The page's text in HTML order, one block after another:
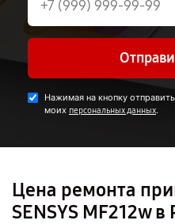
Нажимая на кнопку
моих персональных данных.
Цена ремонта
SENSYS MF212w